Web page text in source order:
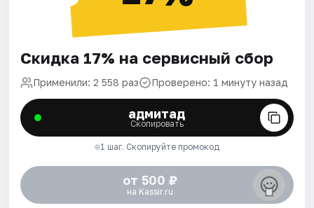
Скидка 17% на сервисный сбор
Применили: 2 558 раз Проверено: 1 минуту назад
адмитад
Скопировать
1 шаг. Скопируйте промокод
от 500 ₽
на Kassir.ru